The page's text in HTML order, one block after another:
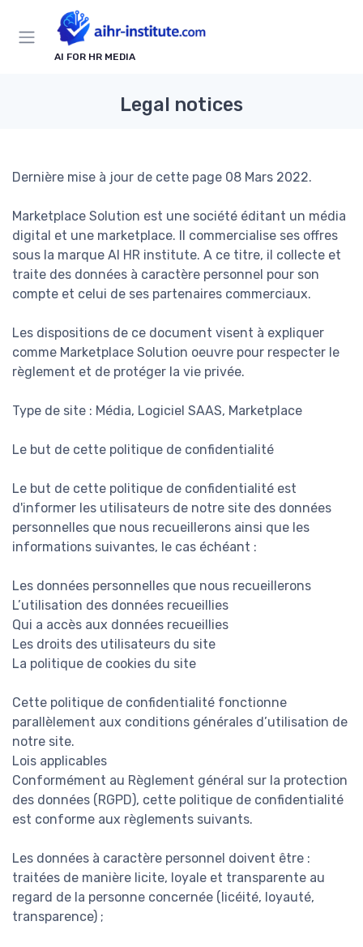
AI FOR HR MEDIA
Legal notices
Dernière mise à jour de cette page 08 Mars 2022.
Marketplace Solution est une société éditant un média
digital et une marketplace. Il commercialise ses offres
sous la marque AI HR institute. A ce titre, il collecte et
traite des données à caractère personnel pour son
compte et celui de ses partenaires commerciaux.
Les dispositions de ce document visent à expliquer
comme Marketplace Solution oeuvre pour respecter le
règlement et de protéger la vie privée.
Type de site : Média, Logiciel SAAS, Marketplace
Le but de cette politique de confidentialité
Le but de cette politique de confidentialité est
d'informer les utilisateurs de notre site des données
personnelles que nous recueillerons ainsi que les
informations suivantes, le cas échéant :
Les données personnelles que nous recueillerons
L’utilisation des données recueillies
Qui a accès aux données recueillies
Les droits des utilisateurs du site
La politique de cookies du site
Cette politique de confidentialité fonctionne
parallèlement aux conditions générales d’utilisation de
notre site.
Lois applicables
Conformément au Règlement général sur la protection
des données (RGPD), cette politique de confidentialité
est conforme aux règlements suivants.
Les données à caractère personnel doivent être :
traitées de manière licite, loyale et transparente au
regard de la personne concernée (licéité, loyauté,
transparence) ;